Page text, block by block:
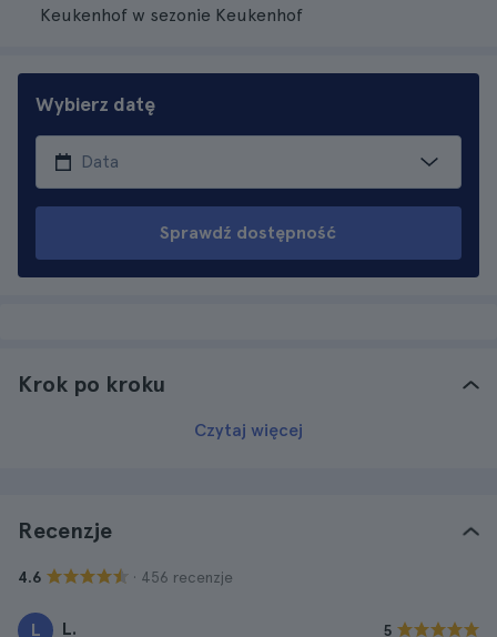
Keukenhof w sezonie Keukenhof
Wybierz datę
Sprawdź dostępność
Krok po kroku
Czytaj więcej
Recenzje
4.6 · 456 recenzje
L L. 5